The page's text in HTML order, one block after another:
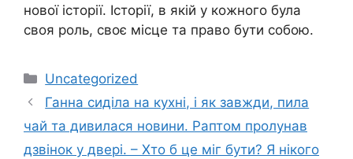
нової історії. Історії, в якій у кожного була
своя роль, своє місце та право бути собою.
Категорії
Uncategorized
Ганна сиділа на кухні, і як завжди, пила
чай та дивилася новини. Раптом пролунав
дзвінок у двері. – Хто б це міг бути? Я нікого